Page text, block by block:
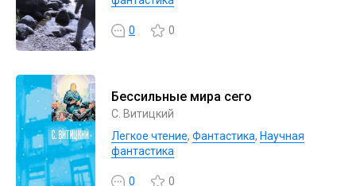
0 0
Бессильные мира сего
С. Витицкий
Легкое чтение, Фантастика, Научная
фантастика
0 0